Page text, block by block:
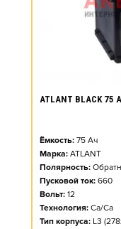
ATLANT BLACK
Ёмкость: 75 Ач
Марка: ATLANT
Полярность:
Пусковой ток: 660
Вольт: 12
Технология: Ca/Ca
Тип корпуса: L3